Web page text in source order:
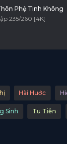
Phệ Tinh Không
235/260 [4K]
Hài Hước
Sinh Tu Tiên